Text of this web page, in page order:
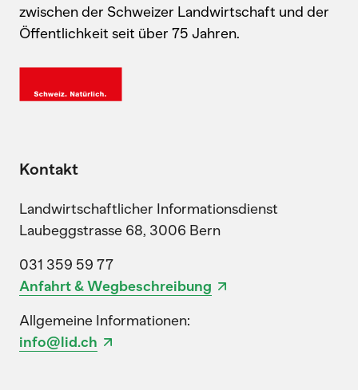
zwischen der Schweizer Landwirtschaft und der
Öffentlichkeit seit über 75 Jahren.
Kontakt
Landwirtschaftlicher Informationsdienst
Laubeggstrasse 68, 3006 Bern
031 359 59 77
Anfahrt & Wegbeschreibung
Allgemeine Informationen:
info@lid.ch